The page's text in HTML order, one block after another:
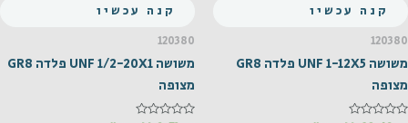
קנה עכשיו
120380
משושה UNF 1-12X5 פלדה GR8
מצופה
קנה עכשיו
120380
משושה UNF 1/2-20X1 פלדה GR8
מצופה